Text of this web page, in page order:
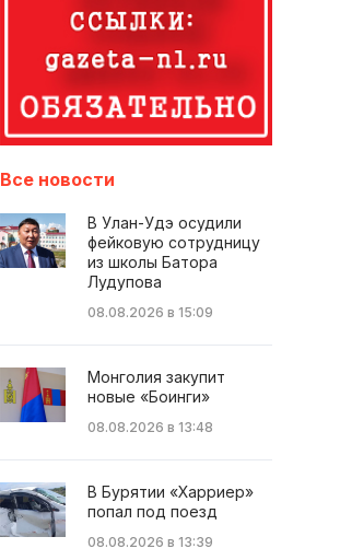
Все новости
В Улан-Удэ осудили
фейковую сотрудницу
из школы Батора
Лудупова
08.08.2026 в 15:09
Монголия закупит
новые «Боинги»
08.08.2026 в 13:48
В Бурятии «Харриер»
попал под поезд
08.08.2026 в 13:39